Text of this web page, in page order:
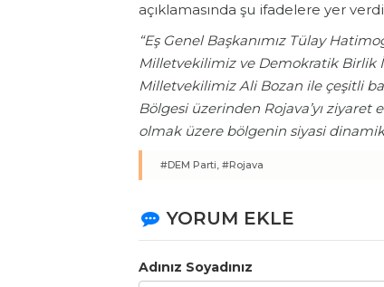
açıklamasında şu ifadelere yer
“Eş Genel Başkanımız Tülay
Milletvekilimiz ve Demokratik Birlik
Milletvekilimiz Ali Bozan ile çeşitli
Bölgesi üzerinden Rojava’yı
olmak üzere bölgenin siyasi
#DEM Parti, #Rojava
YORUM EKLE
Adınız Soyadınız